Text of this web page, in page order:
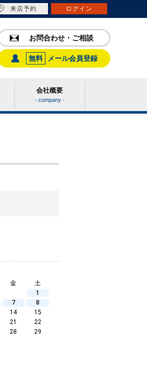
来店予約 ログイン
お問合わせ・ご相談
無料 メール会員登録
会社概要
- company -
金
土
1
7
8
14
15
21
22
28
29